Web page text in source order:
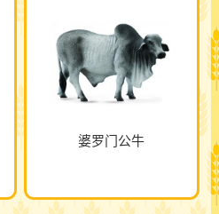
婆罗门公牛